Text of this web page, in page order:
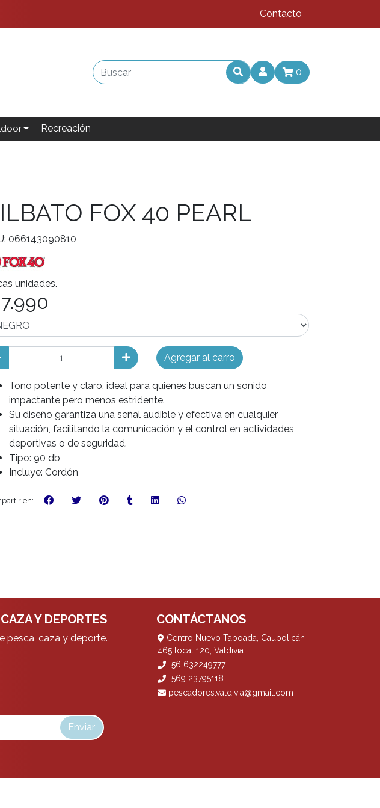
Contacto
0
Recreación
FOX 40 PEARL
066143090810
unidades.
Agregar al carro
Tono potente y claro, ideal para quienes buscan un sonido
impactante pero menos estridente.
Su diseño garantiza una señal audible y efectiva en cualquier
situación, facilitando la comunicación y el control en actividades
deportivas o de seguridad.
Tipo: 90 db
Incluye: Cordón
en:
Y DEPORTES
pesca, caza y deporte.
CONTÁCTANOS
Centro Nuevo Taboada, Caupolicán
465 local 120, Valdivia
+56 632249777
+569 23795118
pescadores.valdivia@gmail.com
Enviar